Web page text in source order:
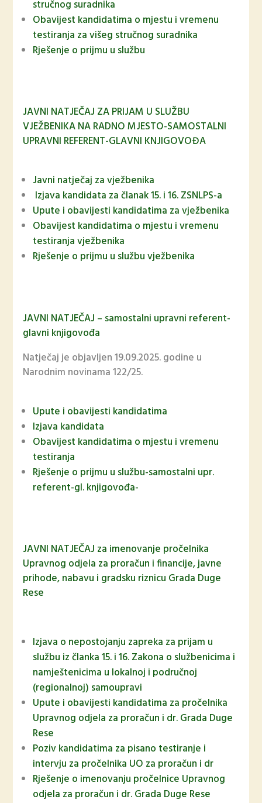
stručnog suradnika
Obavijest kandidatima o mjestu i vremenu
testiranja za višeg stručnog suradnika
Rješenje o prijmu u službu
JAVNI NATJEČAJ ZA PRIJAM U SLUŽBU
VJEŽBENIKA NA RADNO MJESTO-SAMOSTALNI
UPRAVNI REFERENT-GLAVNI KNJIGOVOĐA
Javni natječaj za vježbenika
Izjava kandidata za članak 15. i 16. ZSNLPS-a
Upute i obavijesti kandidatima za vježbenika
Obavijest kandidatima o mjestu i vremenu
testiranja vježbenika
Rješenje o prijmu u službu vježbenika
JAVNI NATJEČAJ – samostalni upravni referent-
glavni knjigovođa
Natječaj je objavljen 19.09.2025. godine u
Narodnim novinama 122/25.
Upute i obavijesti kandidatima
Izjava kandidata
Obavijest kandidatima o mjestu i vremenu
testiranja
Rješenje o prijmu u službu-samostalni upr.
referent-gl. knjigovođa-
JAVNI NATJEČAJ za imenovanje pročelnika
Upravnog odjela za proračun i financije, javne
prihode, nabavu i gradsku riznicu Grada Duge
Rese
Izjava o nepostojanju zapreka za prijam u
službu iz članka 15. i 16. Zakona o službenicima i
namještenicima u lokalnoj i područnoj
(regionalnoj) samoupravi
Upute i obavijesti kandidatima za pročelnika
Upravnog odjela za proračun i dr. Grada Duge
Rese
Poziv kandidatima za pisano testiranje i
intervju za pročelnika UO za proračun i dr
Rješenje o imenovanju pročelnice Upravnog
odjela za proračun i dr. Grada Duge Rese